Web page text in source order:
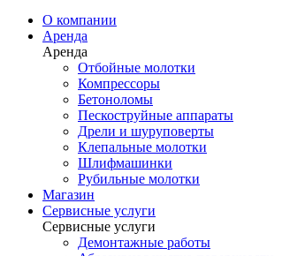
О компании
Аренда
Аренда
Отбойные молотки
Компрессоры
Бетоноломы
Пескоструйные аппараты
Дрели и шуруповерты
Клепальные молотки
Шлифмашинки
Рубильные молотки
Магазин
Сервисные услуги
Сервисные услуги
Демонтажные работы